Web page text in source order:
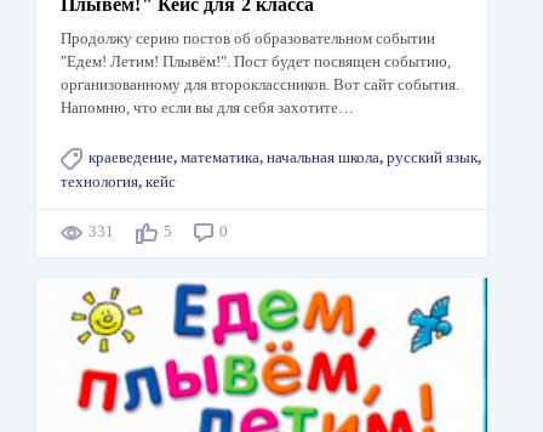
Плывём!" Кейс для 2 класса
Продолжу серию постов об образовательном событии
"Едем! Летим! Плывём!". Пост будет посвящен событию,
организованному для второклассников. Вот сайт события.
Напомню, что если вы для себя захотите…
краеведение, математика, начальная школа, русский язык,
технология, кейс
331 5 0